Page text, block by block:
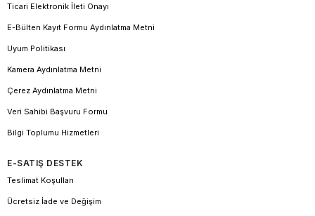
Ticari Elektronik İleti Onayı
E-Bülten Kayıt Formu Aydınlatma Metni
Uyum Politikası
Kamera Aydınlatma Metni
Çerez Aydınlatma Metni
Veri Sahibi Başvuru Formu
Bilgi Toplumu Hizmetleri
E-SATIŞ DESTEK
Teslimat Koşulları
Ücretsiz İade ve Değişim